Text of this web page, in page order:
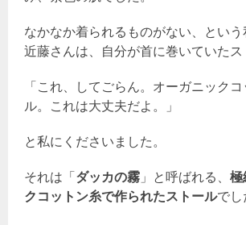
なかなか着られるものがない、とい
近藤さんは、自分が首に巻いていたス
「これ、してごらん。オーガニック
ル。これは大丈夫だよ。」
と私にくださいました。
それは「 ダッカの霧 」と呼ばれる、 極
クコットン糸で作られたストールでし